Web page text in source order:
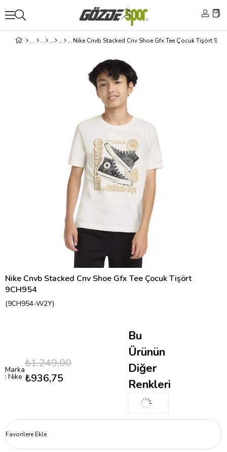
Nike Cnvb Stacked Cnv Shoe Gfx Tee Çocuk Tişört
Nike Cnvb Stacked Cnv Shoe Gfx Tee Çocuk Tişört
9CH954
(9CH954-W2Y)
Marka
: Nike
₺1.249,00
₺936,75
Bu
Ürünün
Diğer
Renkleri
Favorilere Ekle